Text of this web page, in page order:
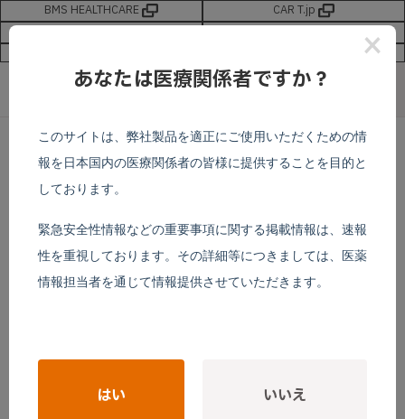
BMS HEALTHCARE
CAR T.jp
ウェブセミナー視聴方法
ウェブセミナー視聴には会員登録が必要です。 登録には数
※上のボタンは連続でクリックしないようにお願いしま
×
あなたは医療関係者ですか？
このサイトは、弊社製品を適正にご使用いただくための情
報を日本国内の医療関係者の皆様に提供することを目的と
しております。
緊急安全性情報などの重要事項に関する掲載情報は、速報
性を重視しております。その詳細等につきましては、医薬
情報担当者を通じて情報提供させていただきます。
はい いいえ